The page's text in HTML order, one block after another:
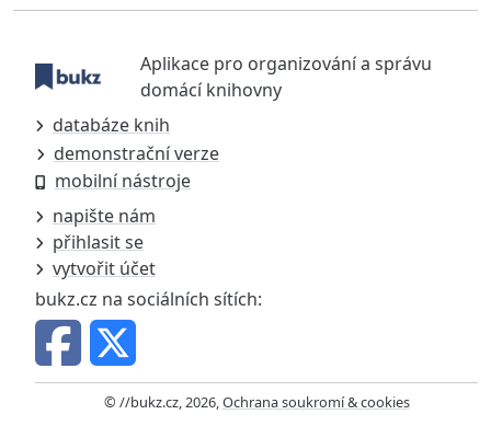
Aplikace pro organizování a správu
domácí knihovny
databáze knih
demonstrační verze
mobilní nástroje
napište nám
přihlasit se
vytvořit účet
bukz.cz na sociálních sítích:
© //bukz.cz, 2026,Ochrana soukromí & cookies